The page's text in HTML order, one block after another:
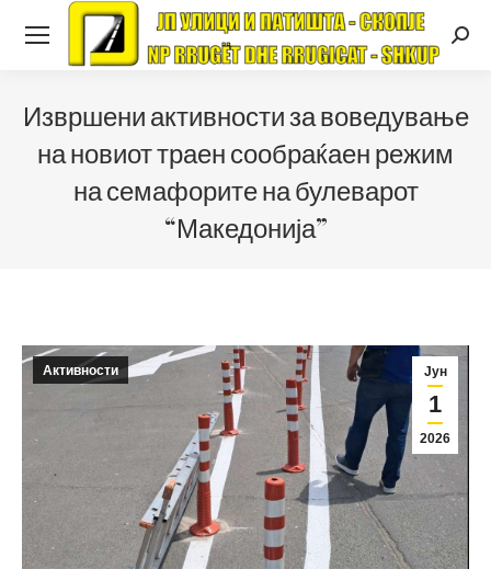
Извршени активности за воведување
на новиот траен сообраќаен режим
на семафорите на булеварот
“Македонија”
Јун
1
2026
Активности